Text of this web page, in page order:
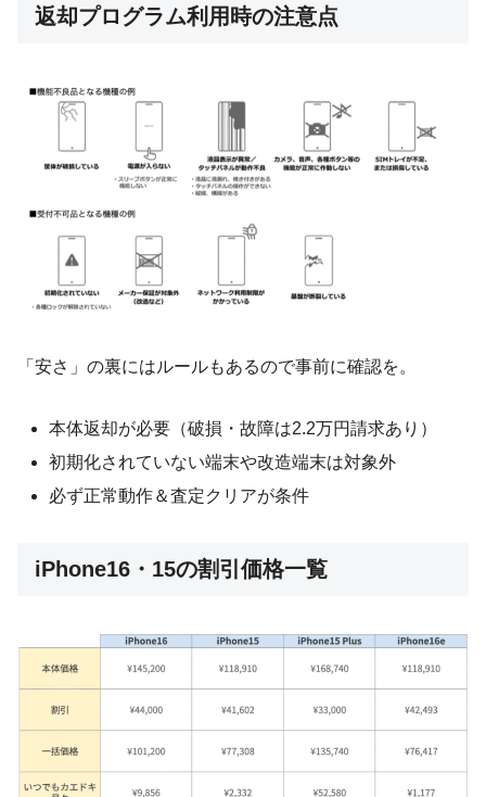
返却プログラム利用時の注意点
「安さ」の裏にはルールもあるので事前に確認を。
本体返却が必要（破損・故障は2.2万円請求あり）
初期化されていない端末や改造端末は対象外
必ず正常動作＆査定クリアが条件
iPhone16・15の割引価格一覧